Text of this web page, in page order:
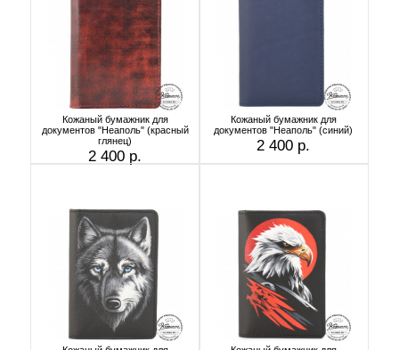
Кожаный бумажник для
документов "Неаполь" (красный
глянец)
2 400 р.
Кожаный бумажник для
документов "Неаполь" (синий)
2 400 р.